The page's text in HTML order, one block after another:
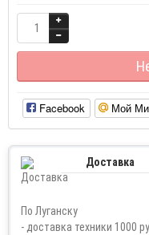
Facebook Мой
Доставка
По Луганску
- доставка техники 1000